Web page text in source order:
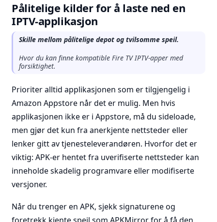
Pålitelige kilder for å laste ned en
IPTV-applikasjon
Skille mellom pålitelige depot og tvilsomme speil.
Hvor du kan finne kompatible Fire TV IPTV-apper med
forsiktighet.
Prioriter alltid applikasjonen som er tilgjengelig i
Amazon Appstore når det er mulig. Men hvis
applikasjonen ikke er i Appstore, må du sideloade,
men gjør det kun fra anerkjente nettsteder eller
lenker gitt av tjenesteleverandøren. Hvorfor det er
viktig: APK-er hentet fra uverifiserte nettsteder kan
inneholde skadelig programvare eller modifiserte
versjoner.
Når du trenger en APK, sjekk signaturene og